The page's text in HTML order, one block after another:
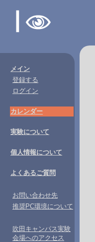
メイン
登録する
ログイン
カレンダー
実験について
個人情報について
よくあるご質問
お問い合わせ先
推奨PC環境について
吹田キャンパス実験
会場へのアクセス